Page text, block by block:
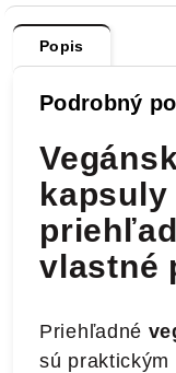
Popis
Podrobný
vlastné
Priehľadné
sú